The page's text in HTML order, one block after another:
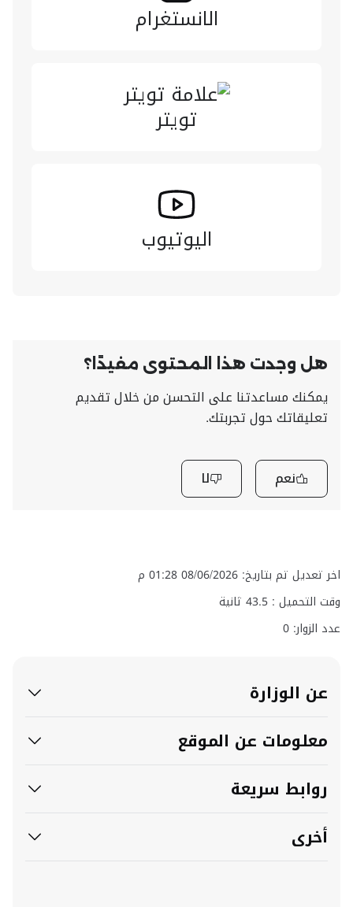
الانستغرام
تويتر
اليوتيوب
هل وجدت هذا المحتوى مفيدًا؟
يمكنك مساعدتنا على التحسن من خلال تقديم
تعليقاتك حول تجربتك.
نعم لا
اخر تعديل تم بتاريخ: 08/06/2026 01:28 م
وقت التحميل : 43.5 ثانية
عدد الزوار: 0
عن الوزارة
معلومات عن الموقع
روابط سريعة
أخرى